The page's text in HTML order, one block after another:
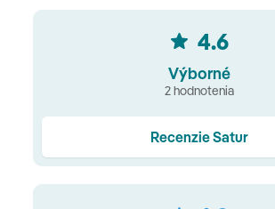
transfer v cene)
priamo na súkromnej pláži s jemným
slnečníky, ležadlá a plážové uteráky
športy (za poplatok)
Ubytovanie
4.6
Výborné
2 hodnotenia
Recenzie Satur